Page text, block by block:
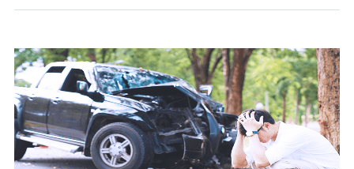
をお送りするため
分析するため
当社の対応品質向上やお問い合わせ内容の正確な把握のため
個人情報保護管理者の職名、連絡先
株式会社ドコモ・インシュアランス 営業部長
〒103-0013 東京都中央区日本橋人形町2-14-10 アーバン
ネット日本橋ビル 3F
株式会社ドコモ・インシュアランス